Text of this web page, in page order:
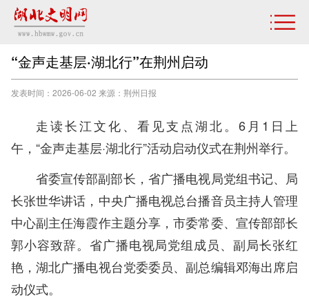
“金声走基层·湖北行”在荆州启动
发表时间：2026-06-02 来源：荆州日报
走读长江文化、看见支点湖北。6月1日上
午，“金声走基层·湖北行”活动启动仪式在荆州举行。
省委宣传部副部长，省广播电视局党组书记、局
长张世华讲话，中央广播电视总台播音员主持人管理
中心副主任海霞作主题分享，市委常委、宣传部部长
郭小容致辞。省广播电视局党组成员、副局长张红
艳，湖北广播电视台党委委员、副总编辑邓海出席启
动仪式。